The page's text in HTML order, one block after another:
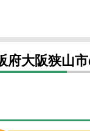
府大阪狭山